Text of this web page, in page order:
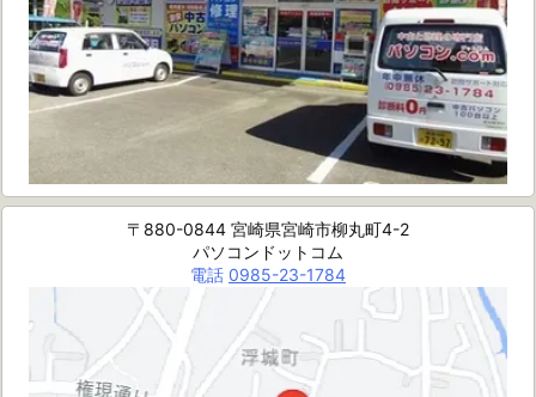
〒880-0844 宮崎県宮崎市柳丸町4-2
パソコンドットコム
電話 0985-23-1784